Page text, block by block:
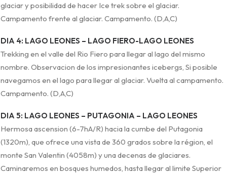
glaciar y posibilidad de hacer Ice trek sobre el glaciar.
Campamento frente al glaciar. Campamento. (D,A,C)
DIA 4: LAGO LEONES – LAGO FIERO-LAGO LEONES
Trekking en el valle del Rio Fiero para llegar al lago del mismo
nombre. Observacion de los impresionantes icebergs, Si posible
navegamos en el lago para llegar al glaciar. Vuelta al campamento.
Campamento. (D,A,C)
DIA 5: LAGO LEONES – PUTAGONIA – LAGO LEONES
Hermosa ascension (6-7hA/R) hacia la cumbe del Putagonia
(1320m), que ofrece una vista de 360 grados sobre la région, el
monte San Valentin (4058m) y una decenas de glaciares.
Caminaremos en bosques humedos, hasta llegar al limite Superior